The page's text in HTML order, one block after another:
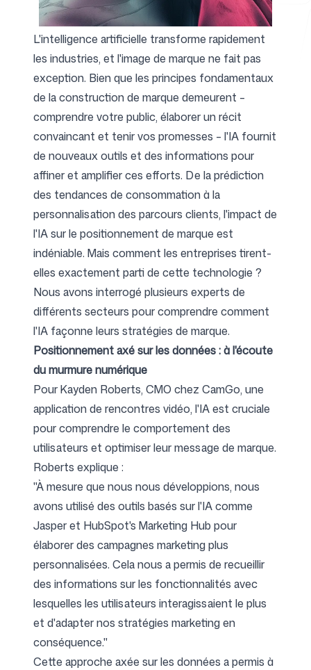
Outils gratuits
FAQ
Contact
Connexion S'inscrire
Suivez-nous
L'intelligence artificielle transforme rapidement
les industries, et l'image de marque ne fait pas
exception. Bien que les principes fondamentaux
de la construction de marque demeurent –
comprendre votre public, élaborer un récit
convaincant et tenir vos promesses – l'IA fournit
de nouveaux outils et des informations pour
affiner et amplifier ces efforts. De la prédiction
des tendances de consommation à la
personnalisation des parcours clients, l'impact de
l'IA sur le positionnement de marque est
indéniable. Mais comment les entreprises tirent-
elles exactement parti de cette technologie ?
Nous avons interrogé plusieurs experts de
différents secteurs pour comprendre comment
l'IA façonne leurs stratégies de marque.
Positionnement axé sur les données : à l'écoute
du murmure numérique
Pour Kayden Roberts, CMO chez CamGo, une
application de rencontres vidéo, l'IA est cruciale
pour comprendre le comportement des
utilisateurs et optimiser leur message de marque.
Roberts explique :
"À mesure que nous nous développions, nous
avons utilisé des outils basés sur l'IA comme
Jasper et HubSpot's Marketing Hub pour
élaborer des campagnes marketing plus
personnalisées. Cela nous a permis de recueillir
des informations sur les fonctionnalités avec
lesquelles les utilisateurs interagissaient le plus
et d'adapter nos stratégies marketing en
conséquence."
Cette approche axée sur les données a permis à